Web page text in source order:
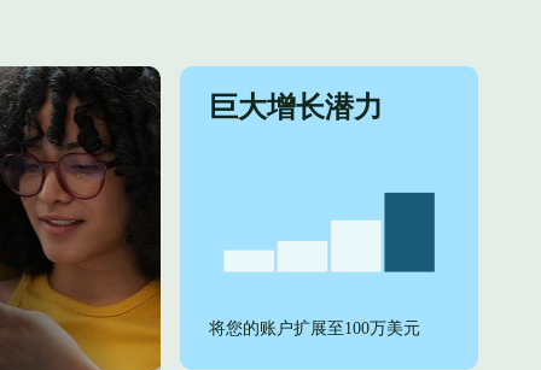
巨大增长潜力
将您的账户扩展至100万美元